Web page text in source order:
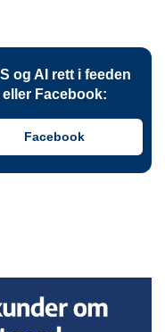
og AI rett i feeden
Facebook:
Facebook